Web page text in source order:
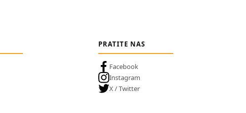
PRATITE NAS
Facebook
Instagram
X / Twitter